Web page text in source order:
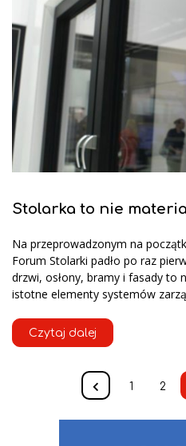
Stolarka to nie
Na przeprowadzonym na
Forum Stolarki padło po raz
drzwi, osłony, bramy i fasady to
istotne elementy systemów
Czytaj dalej
1 2